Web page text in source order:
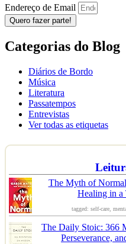
Endereço de Email
Quero fazer parte!
Categorias do Blog
Diários de Bordo
Música
Literatura
Passatempos
Entrevistas
Ver todas as etiquetas
The Myth of
Healing in a
tagged: self-care,
The Daily Stoic: 366
Perseverance,